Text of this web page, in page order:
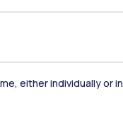
either individually